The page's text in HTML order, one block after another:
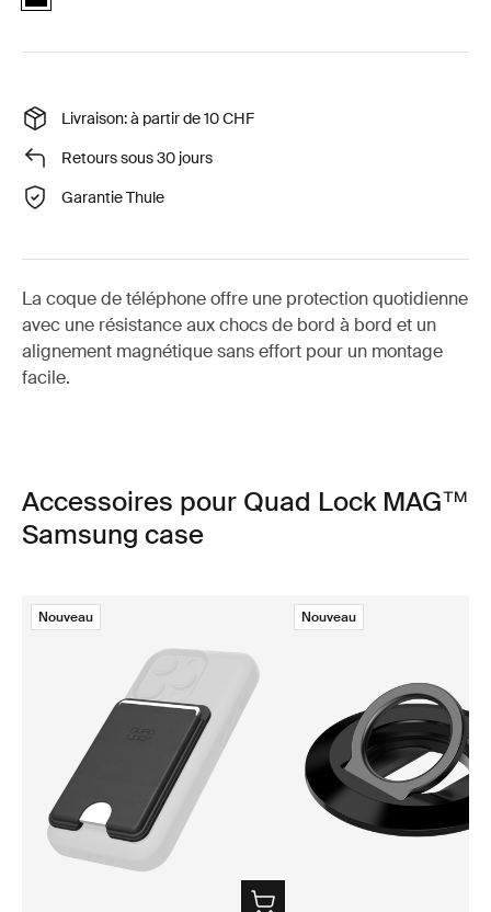
Livraison: à partir de 10 CHF
Retours sous 30 jours
Garantie Thule
La coque de téléphone offre une protection quotidienne
avec une résistance aux chocs de bord à bord et un
alignement magnétique sans effort pour un montage
facile.
Accessoires pour Quad Lock MAG™
Samsung case
Nouveau Nouveau